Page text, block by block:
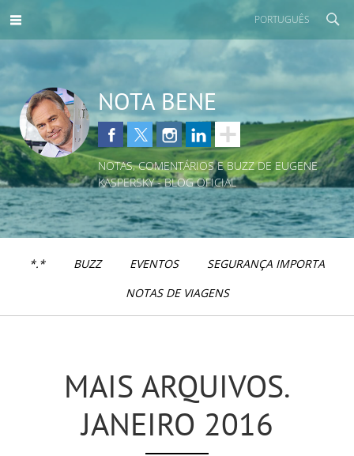
PORTUGUÊS
NOTA BENE
NOTAS, COMENTÁRIOS E BUZZ DE EUGENE
KASPERSKY - BLOG OFICIAL
*.* BUZZ EVENTOS
SEGURANÇA IMPORTA
NOTAS DE VIAGENS
MAIS ARQUIVOS.
JANEIRO 2016